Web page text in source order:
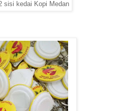
sisi kedai Kopi Medan